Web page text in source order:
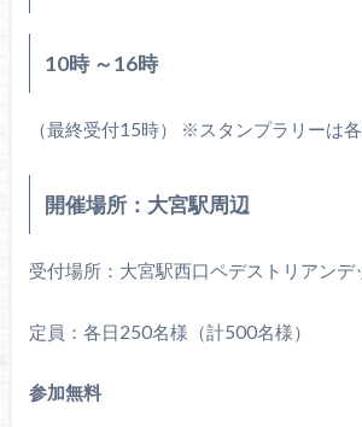
10時 ～16時
（最終受付15時） ※スタンプラリーは
開催場所：大宮駅周辺
受付場所：大宮駅西口ペデストリアンデ
定員：各日250名様（計500名様）
参加無料